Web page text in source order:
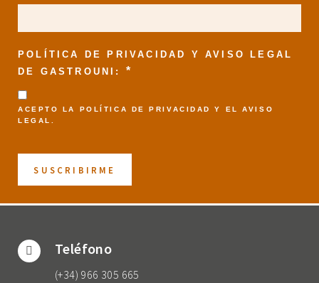
POLÍTICA DE PRIVACIDAD Y AVISO LEGAL
DE GASTROUNI: *
ACEPTO LA POLÍTICA DE PRIVACIDAD Y ELAVISO
LEGAL .
Teléfono
(+34) 966 305 665